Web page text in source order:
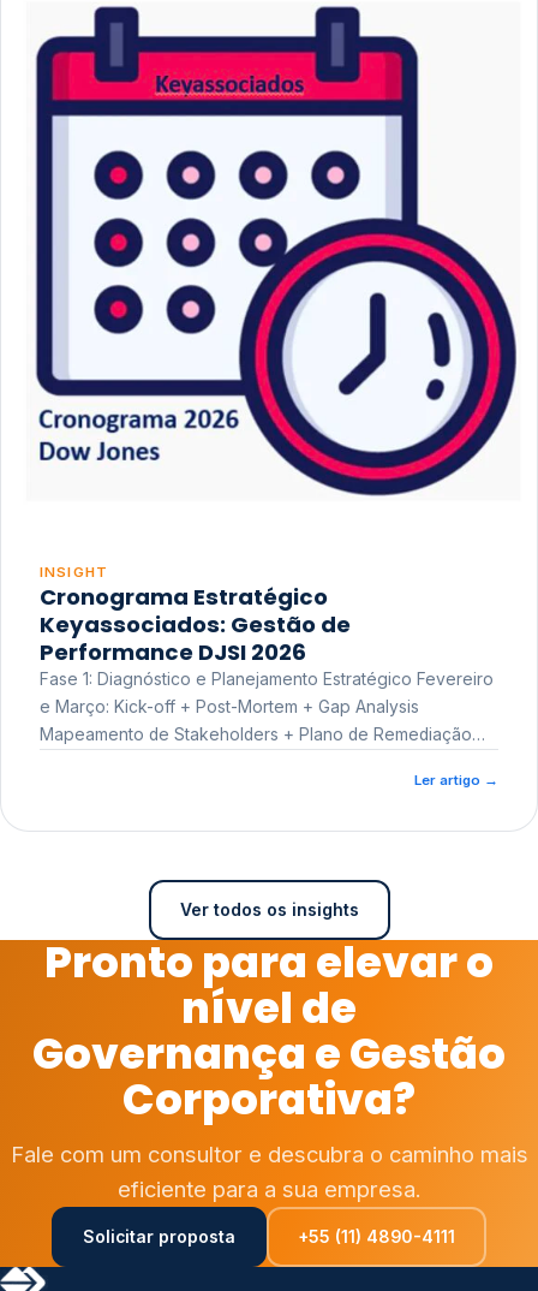
INSIGHT
Cronograma Estratégico
Keyassociados: Gestão de
Performance DJSI 2026
Fase 1: Diagnóstico e Planejamento Estratégico Fevereiro
e Março: Kick-off + Post-Mortem + Gap Analysis
Mapeamento de Stakeholders + Plano de Remediação
Ler artigo →
Ver todos os insights
Pronto para elevar o
nível de
Governança e Gestão
Corporativa?
Fale com um consultor e descubra o caminho mais
eficiente para a sua empresa.
Solicitar proposta +55 (11) 4890-4111